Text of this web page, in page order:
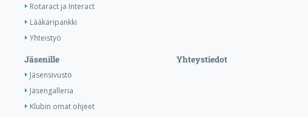
Rotaract ja Interact
Lääkäripankki
Yhteistyö
Jäsenille
Jäsensivusto
Jäsengalleria
Klubin omat ohjeet
Yhteystiedot